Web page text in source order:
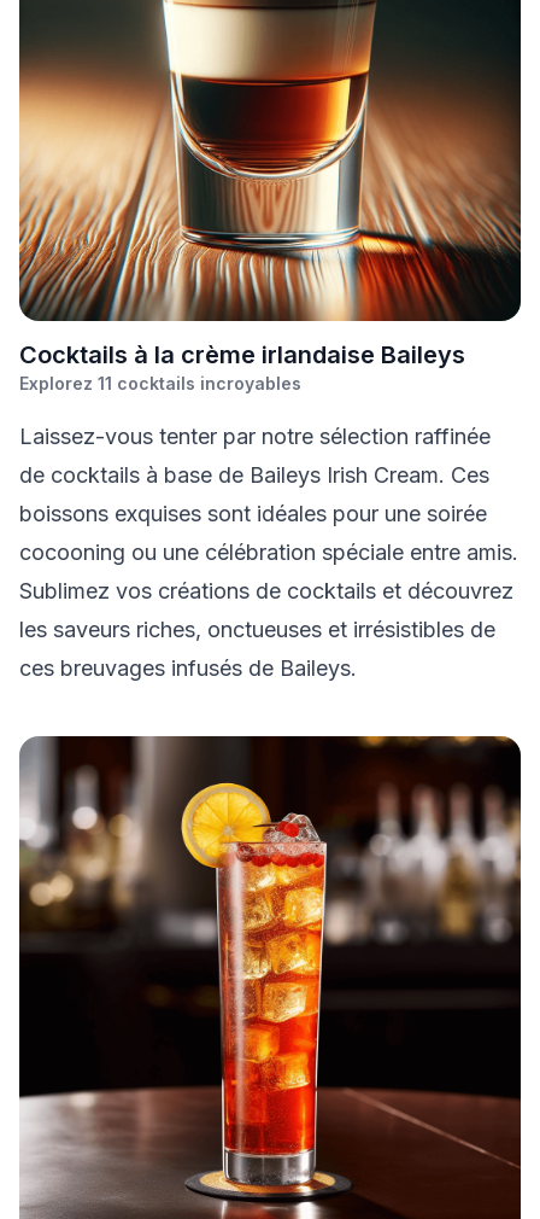
Cocktails à la crème irlandaise Baileys
Explorez 11 cocktails incroyables
Laissez-vous tenter par notre sélection raffinée
de cocktails à base de Baileys Irish Cream. Ces
boissons exquises sont idéales pour une soirée
cocooning ou une célébration spéciale entre amis.
Sublimez vos créations de cocktails et découvrez
les saveurs riches, onctueuses et irrésistibles de
ces breuvages infusés de Baileys.